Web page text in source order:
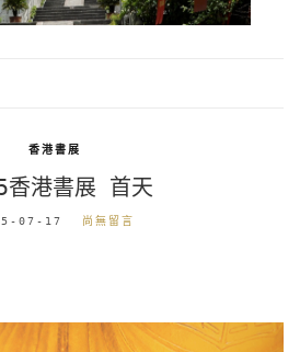
香港書展
香港書展 首天
07-17 尚無留言